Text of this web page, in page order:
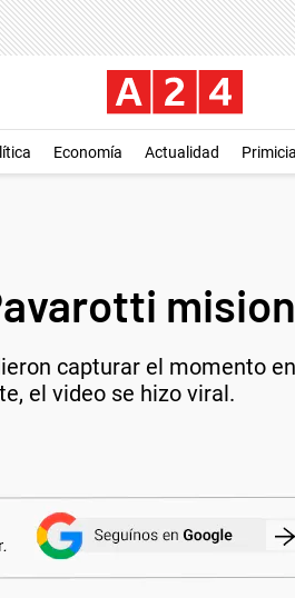
Economía Actualidad
capturar el momento
el video se hizo viral.